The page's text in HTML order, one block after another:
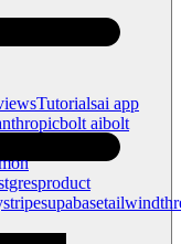
Tutorialsai app
bolt aibolt
product
stripesupabasetailwind